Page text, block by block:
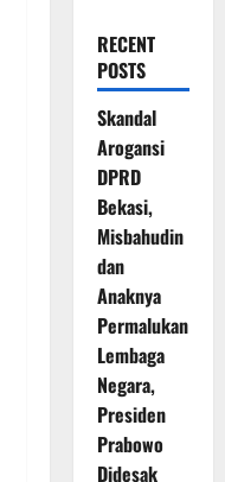
RECENT
POSTS
Skandal
Arogansi
DPRD
Bekasi,
Misbahudin
dan
Anaknya
Permalukan
Lembaga
Negara,
Presiden
Prabowo
Didesak